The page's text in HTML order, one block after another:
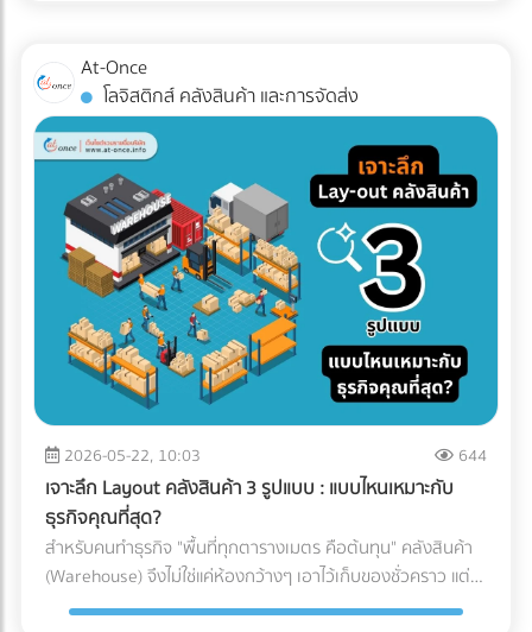
รูปธรรม และผ่านมาตรฐานระดับโลกอย่าง HACCP, GMP หรือ
BRC ได้ง่ายขึ้น ต้องการอัปเกรดเทคโนโลยีตรวจสอบคุณภาพใน
โรงงานอาหาร? ค้นหาตัวแทนจำหน่ายเครื่องจักร และผู้ให้บริการ
ระบบ Inspection Systems ระดับอุตสาหกรรม ที่ At-Once
ปลาย หรือบางครั้งเลือกใช้รถผิดประเภทจนสินค้าเสียหายระหว่าง
ทาง (เช่น โดนฝนสาด หรืออุณหภูมิเปลี่ยน) บทความนี้จะพาคุณ
ไปกางโพย ประเภทรถขนส่ง Logistics เพื่อให้คุณจับคู่สินค้ากับ
ยานพาหนะได้อย่างถูกต้อง คุ้มค่า และตอบโจทย์ธุรกิจมากที่สุด
ทำไมฝ่ายจัดซื้อต้องซีเรียสเรื่อง "ประเภทรถขนส่ง"? การตัดสินใจ
เลือกรถขนส่งมีผลโดยตรงต่อกำไร (Profit Margin) ของบริษัท
เพราะรถแต่ละประเภทมีข้อจำกัดทางกฎหมายและลักษณะทาง
กายภาพที่ต่างกัน: กฎหมายน้ำหนักบรรทุก: รถแต่ละคันถูกจำกัด
น้ำหนักไม่ให้เกินมาตรฐาน หากฝ่าฝืน บริษัทของคุณอาจโดนค่า
ปรับมหาศาลและเสียประวัติ ข้อจำกัดเรื่องเวลาและเส้นทาง: รถ
บรรทุกขนาดใหญ่ (ตั้งแต่ 6 ล้อขึ้นไป) จะติดช่วงเวลาห้ามวิ่งใน
เขตกรุงเทพฯ และปริมณฑล หากสินค้าคุณต้องส่งด่วน การเลือก
รถผิดอาจทำให้ผิดนัดลูกค้าได้ เปิดโพย 5 ประเภทรถขนส่งยอด
ฮิต: สินค้าแบบไหน ใช้รถอะไร? เพื่อให้เห็นภาพชัดเจน เราขอแบ่ง
ประเภทรถที่ใช้บ่อยในวงการโลจิสติกส์ออกเป็น 5 ประเภทหลัก
ดังนี้: 1. รถกระบะตอนเดียว (ตู้ทึบ / คอก) ราชาแห่งความคล่อง
ตัว วิ่งได้ตลอด 24 ชั่วโมง โดยไม่มีข้อจำกัดด้านเวลา เเละบรรทุก
น้ำหนักได้ประมาณ 1-2 ตัน (ขึ้นอยู่กับโครงสร้างและการดัดแปลง
ของรถ ) ตู้ทึบ: เหมาะกับสินค้าที่ต้องการการปกป้องจากแดด ฝน
และฝุ่นละออง 100% คอกเหล็ก: เหมาะกับสินค้าที่รูปทรงไม่
At-Once
โลจิสติกส์ คลังสินค้า และการจัดส่ง
2026-05-22, 10:03 644
เจาะลึก Layout คลังสินค้า 3 รูปแบบ : แบบไหนเหมาะกับ
ธุรกิจคุณที่สุด?
สำหรับคนทำธุรกิจ "พื้นที่ทุกตารางเมตร คือต้นทุน" คลังสินค้า
(Warehouse) จึงไม่ใช่แค่ห้องกว้างๆ เอาไว้เก็บของชั่วคราว แต่
เป็นหัวใจสำคัญของระบบ Supply Chain พอๆกับการจัดการคลัง